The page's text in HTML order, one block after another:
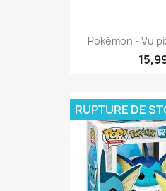
Pokémon -
RUPTURE DE